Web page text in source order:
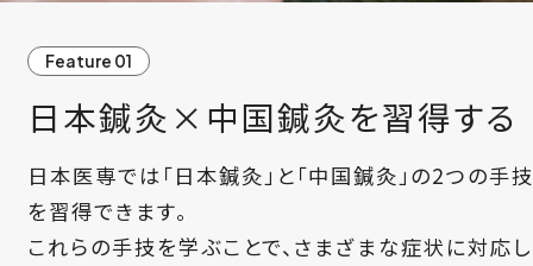
Feature 01
日本鍼灸×中国鍼灸を習得する
日本医専では「日本鍼灸」と「中国鍼灸」の2つの手技
を習得できます。
これらの手技を学ぶことで、さまざまな症状に対応し